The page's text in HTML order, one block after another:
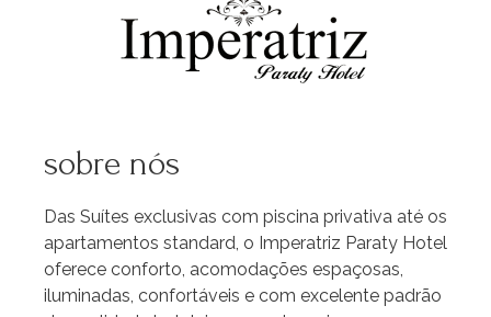
sobre nós
Das Suítes exclusivas com piscina privativa até os
apartamentos standard, o Imperatriz Paraty Hotel
oferece conforto, acomodações espaçosas,
iluminadas, confortáveis e com excelente padrão